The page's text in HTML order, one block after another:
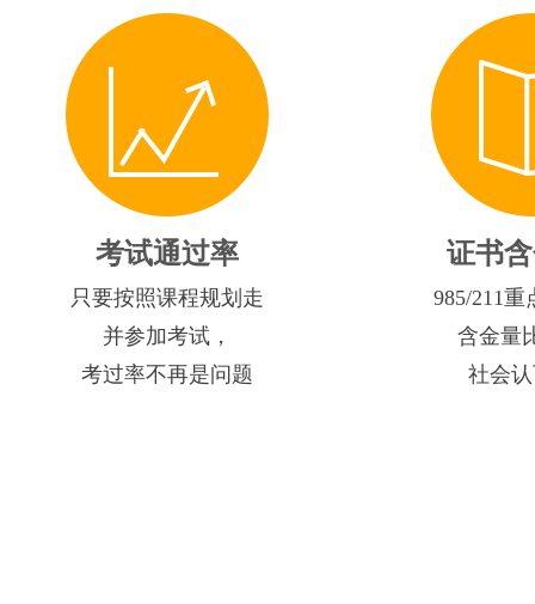
考试通过率
只要按照课程规划走
并参加考试，
考过率不再是问题
证书
985/211重
含金量
社会